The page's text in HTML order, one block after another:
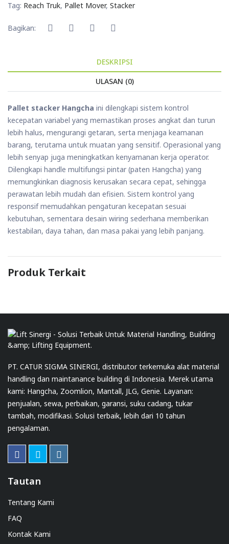
Tag: Reach Truk, Pallet Mover, Stacker
Bagikan:
DESKRIPSI
ULASAN (0)
Pallet stacker Hangcha ini dilengkapi sistem kontrol
kecepatan variabel yang memastikan proses angkat dan turun
lebih halus, mengurangi getaran, serta menjaga keamanan
barang, terutama untuk muatan yang sensitif. Operasional yang
lebih senyap juga meningkatkan kenyamanan kerja operator.
Dilengkapi handle multifungsi pintar (paten Hangcha) yang
memungkinkan diagnosis kerusakan secara cepat, sehingga
perawatan lebih mudah dan efisien. Sistem kontrol yang
responsif memudahkan pengaturan kecepatan sesuai
kebutuhan, sementara desain wiring sederhana memberikan
kestabilan, daya tahan, dan masa pakai yang lebih panjang.
Produk Terkait
PT. CATUR SIGMA SINERGI, distributor terkemuka alat material
handling dan maintanance building di Indonesia. Merek utama
kami: Hangcha, Zoomlion, Mantall, JLG, Genie. Layanan:
penjualan, sewa, perbaikan, garansi, suku cadang, tukar
tambah, modifikasi. Solusi terbaik, lebih dari 10 tahun
pengalaman.
Tautan
Tentang Kami
FAQ
Kontak Kami